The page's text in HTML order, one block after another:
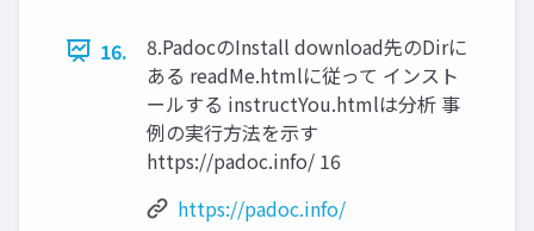
16.
8.PadocのInstall download先のDirに
ある readMe.htmlに従って インスト
ールする instructYou.htmlは分析 事
例の実行方法を示す
https://padoc.info/ 16
https://padoc.info/